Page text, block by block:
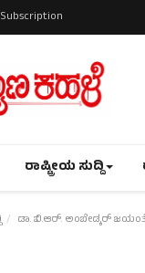
Subscription
ರಾಷ್ಟ್ರೀಯ ಸುದ್ದಿ
ಡಾ. ಬಿ.ಆರ್. ಅಂಬೇಡ್ಕರ್